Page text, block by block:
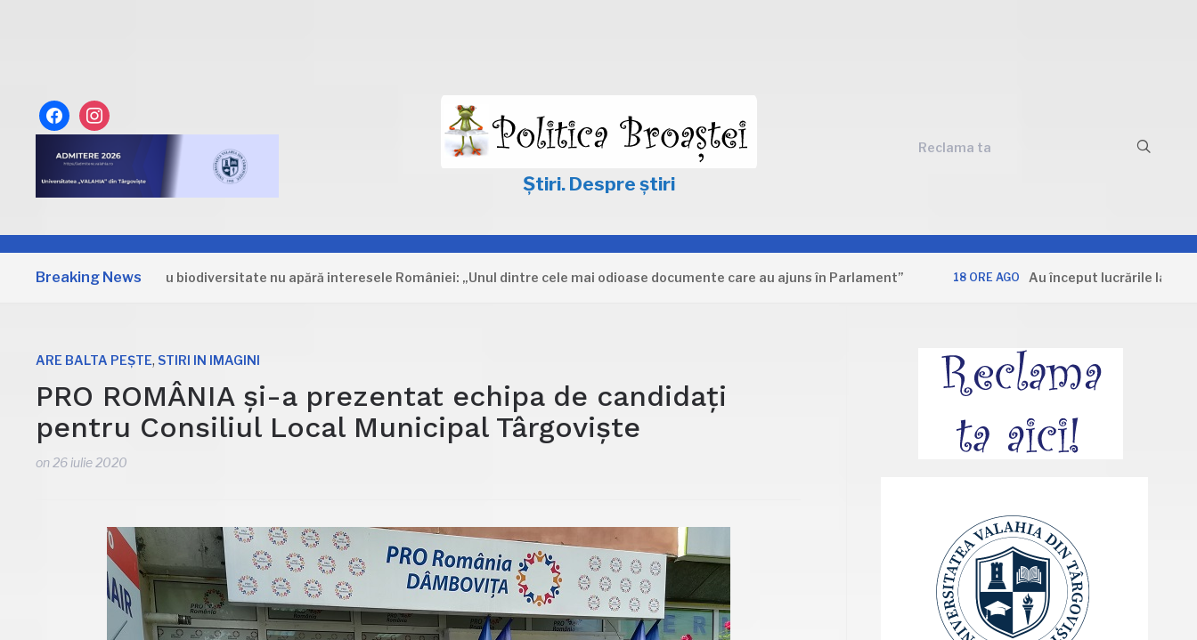
facebookinstagram
Știri. Despre știri
Reclama ta
Breaking News
Strategia pentru biodiversitate nu apără interesele României: „Unul dintre cele mai odioase documente care au ajuns în Parlament” 18 ORE AGO Au început lucrările la Secția de
ARE BALTA PEȘTE, STIRI IN IMAGINI
PRO ROMÂNIA și-a prezentat echipa de candidați
pentru Consiliul Local Municipal Târgoviște
on 26 iulie 2020